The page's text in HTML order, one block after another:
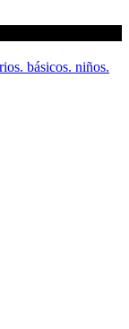
básicos. niños.